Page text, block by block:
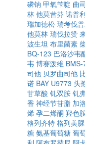
磷钠 甲氧苄啶 曲
林 他莫昔芬 诺普
瑞加德松 瑞考伐
他莫林 瑞伐拉赞
波生坦 布里菌素
BQ-123 巴洛沙韦
韦 博赛泼维
司他 贝罗曲司他
诺 BAY U9773 头
甘草酸 钆双胺 钆
香 神经节苷脂 加
烯 孕二烯酮 羟色
格列齐特 格列美脲
糖 氨基葡萄糖 葡